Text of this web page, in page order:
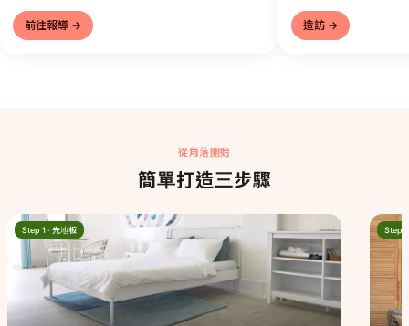
前往報導 → 造訪 →
從角落開始
簡單打造三步驟
Step 1 · 先地板 Step